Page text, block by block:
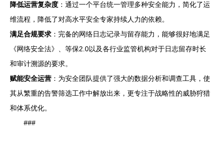
降低运营复杂度 ：通过一个平台统一管理多种安全能力，简化了运
维流程，降低了对高水平安全专家持续人力的依赖。
满足合规要求 ：完备的网络日志记录与留存能力，能够很好地满足
《网络安全法》、等保2.0以及各行业监管机构对于日志留存时长
和审计溯源的要求。
赋能安全运营 ：为安全团队提供了强大的数据分析和调查工具，使
其从繁重的告警筛选工作中解放出来，更专注于战略性的威胁狩猎
和体系优化。
###